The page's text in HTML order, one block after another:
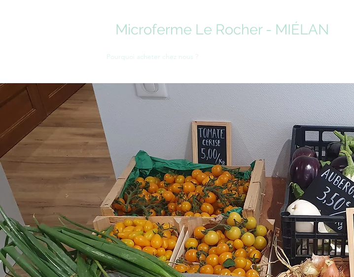
Microferme Le Rocher - MIÉLAN
Pourquoi acheter chez nous ?